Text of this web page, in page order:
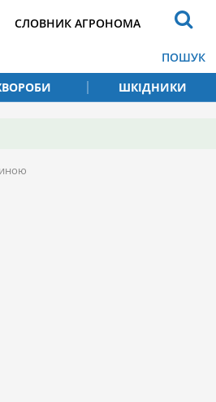
СЛОВНИК АГРОНОМА
ПОШУК
ШКІДНИКИ